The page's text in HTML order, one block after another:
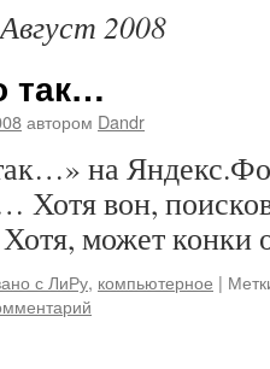
Август 2008
так…
автором Dandr
на
Хотя вон,
может конки
с ЛиРу, компьютерное |